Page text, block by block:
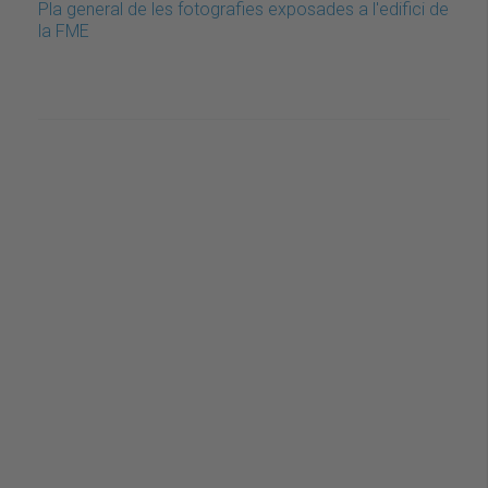
Pla general de les fotografies exposades a l'edifici de
la FME